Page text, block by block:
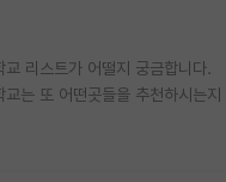
리스트가 어떨지 궁금합니다.
는 또 어떤곳들을 추천하시는지